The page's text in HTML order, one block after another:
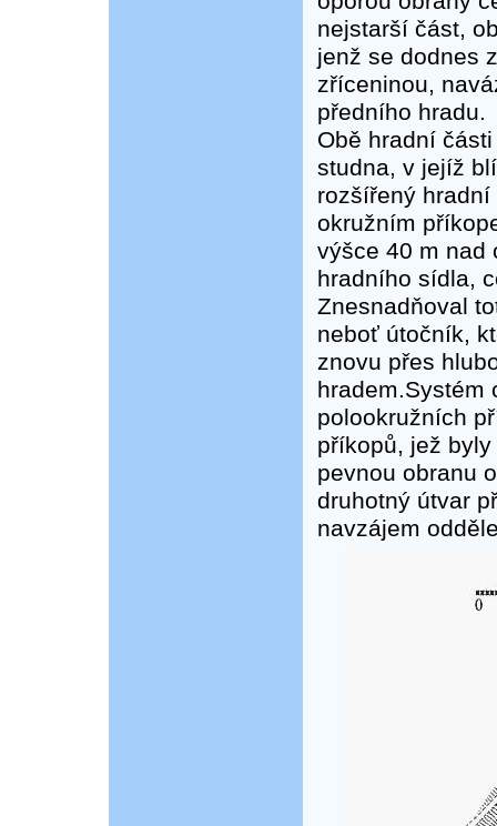
nejstarší část,
jenž se dodnes
zříceninou,
předního hradu.
Obě hradní
studna, v jejíž
rozšířený
okružním
výšce 40 m nad
hradního sídla,
Znesnadňoval
neboť útočník,
znovu přes
hradem.Systém
polookružních
příkopů, jež
pevnou obranu
druhotný útvar
navzájem